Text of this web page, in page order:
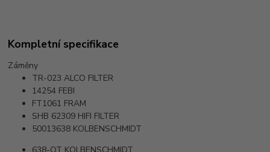
Kompletní specifikace
Záměny
TR-023 ALCO FILTER
14254 FEBI
FT1061 FRAM
SHB 62309 HIFI FILTER
50013638 KOLBENSCHMIDT